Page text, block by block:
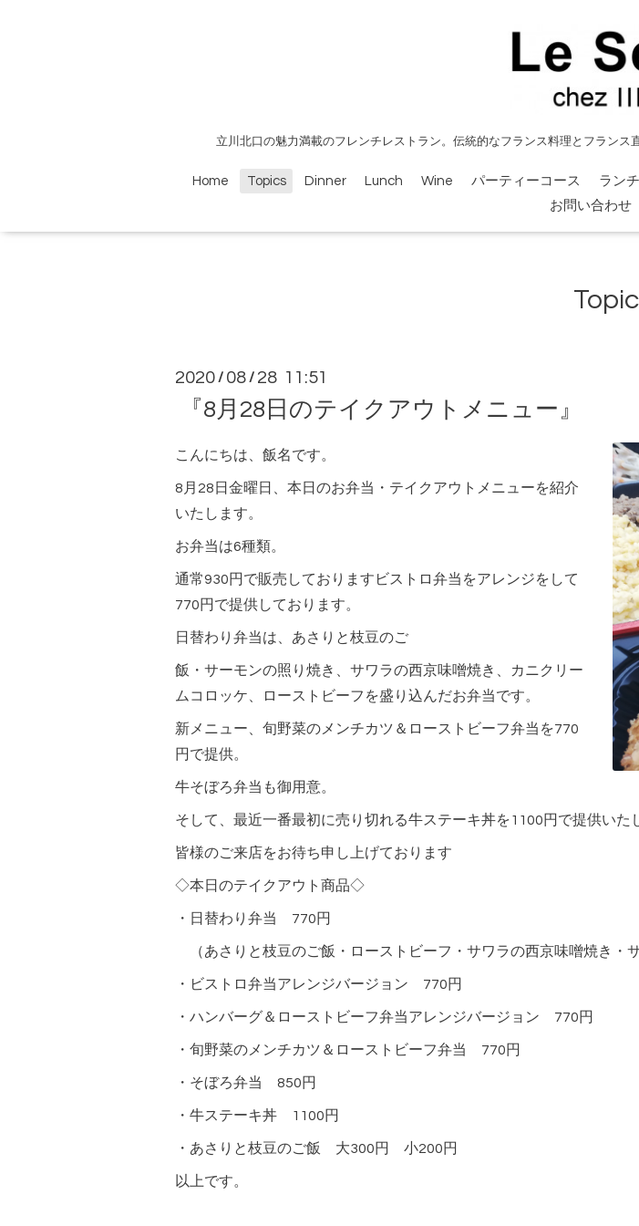
立川北口の魅力満載のフレンチレストラン。伝統的なフランス料理とフランス
Home Topics Dinner Lunch Wine パーティーコース ラン
お問い合わせ
2020 / 08 / 28 11:51
『8月28日のテイクアウトメニュー』
こんにちは、飯名です。
8月28日金曜日、本日のお弁当・テイクアウトメニューを紹介
いたします。
お弁当は6種類。
通常930円で販売しておりますビストロ弁当をアレンジをして
770円で提供しております。
日替わり弁当は、あさりと枝豆のご
飯・サーモンの照り焼き、サワラの西京味噌焼き、カニクリー
ムコロッケ、ローストビーフを盛り込んだお弁当です。
新メニュー、旬野菜のメンチカツ＆ローストビーフ弁当を770
円で提供。
牛そぼろ弁当も御用意。
そして、最近一番最初に売り切れる牛ステーキ丼を1100円で提供いた
皆様のご来店をお待ち申し上げております
◇本日のテイクアウト商品◇
・日替わり弁当 770円
（あさりと枝豆のご飯・ローストビーフ・サワラの西京味噌焼き・
・ビストロ弁当アレンジバージョン 770円
・ハンバーグ＆ローストビーフ弁当アレンジバージョン 770円
・旬野菜のメンチカツ＆ローストビーフ弁当 770円
・そぼろ弁当 850円
・牛ステーキ丼 1100円
・あさりと枝豆のご飯 大300円 小200円
以上です。